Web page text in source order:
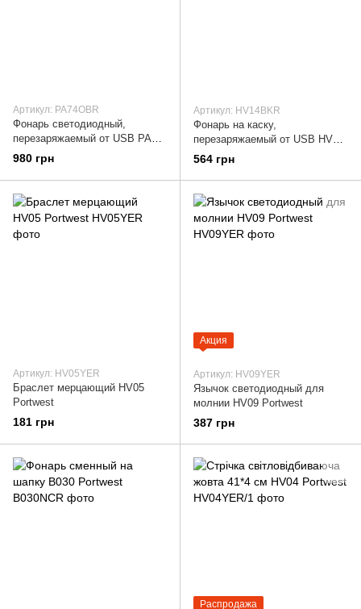
Артикул: PA74OBR
Фонарь светодиодный,
перезаряжаемый от USB PA74
Portwest
980 грн
Артикул: HV14BKR
Фонарь на каску,
перезаряжаемый от USB HV14
Portwest
564 грн
Артикул: HV05YER
Браслет мерцающий HV05
Portwest
181 грн
Акция
Артикул: HV09YER
Язычок светодиодный для
молнии HV09 Portwest
387 грн
Распродажа